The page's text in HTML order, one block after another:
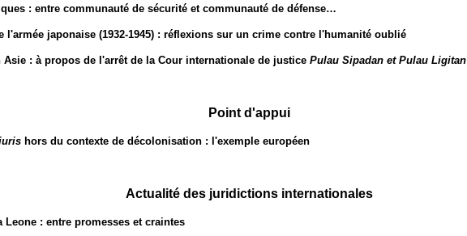
: entre communauté de sécurité et communauté de défense…
l'armée japonaise (1932-1945) : réflexions sur un crime contre l'humanité oublié
Asie : à propos de l'arrêt de la Cour internationale de justice Pulau Sipadan et Pulau Ligitan
Point d'appui
hors du contexte de décolonisation : l'exemple européen
Actualité des juridictions internationales
: entre promesses et craintes